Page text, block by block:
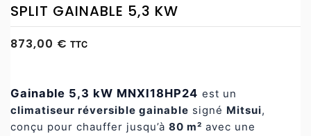
SPLIT GAINABLE 5,3 KW
873,00 € TTC
Gainable 5,3 kW MNXI18HP24 est un
climatiseur réversible gainable signé Mitsui,
conçu pour chauffer jusqu’à 80 m² avec une